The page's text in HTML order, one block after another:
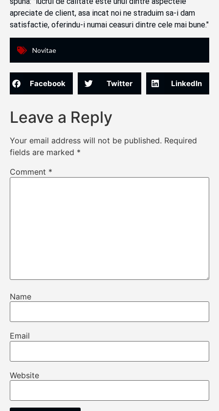
apreciate de client, asa incat noi ne straduim sa-i dam
satisfactie, oferindu-i numai ceasuri dintre cele mai bune."
Novitae
Facebook Twitter LinkedIn
Leave a Reply
Your email address will not be published. Required
fields are marked *
Comment *
Name
Email
Website